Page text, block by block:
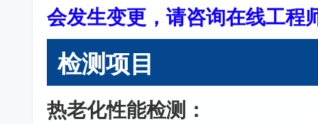
会发生变更，请咨询在线工程
检测项目
热老化性能检测：